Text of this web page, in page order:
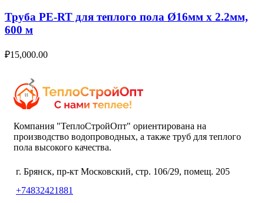
Труба PE-RT для теплого пола Ø16мм х 2.2мм,
600 м
₽15,000.00
Компания "ТеплоСтройОпт" ориентирована на
производство водопроводных, а также труб для теплого
пола высокого качества.
г. Брянск, пр-кт Московский, стр. 106/29, помещ. 205
+74832421881